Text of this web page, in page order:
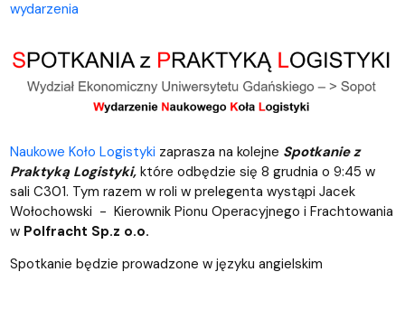
wydarzenia
Naukowe Koło Logistyki zaprasza na kolejne Spotkanie z
Praktyką Logistyki,które odbędzie się 8 grudnia o 9:45 w
sali C301. Tym razem w roli w prelegenta wystąpi Jacek
Wołochowski - Kierownik Pionu Operacyjnego i Frachtowania
w Polfracht Sp.z o.o.
Spotkanie będzie prowadzone w języku angielskim